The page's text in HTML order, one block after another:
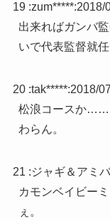
19 :zum*****:2018/
出来ればガンバ
いで代表監督就
20 :tak*****:2018/
松浪コースか……
わらん。
21 :ジャギ＆アミバ
カモンベイビー
ぇ。